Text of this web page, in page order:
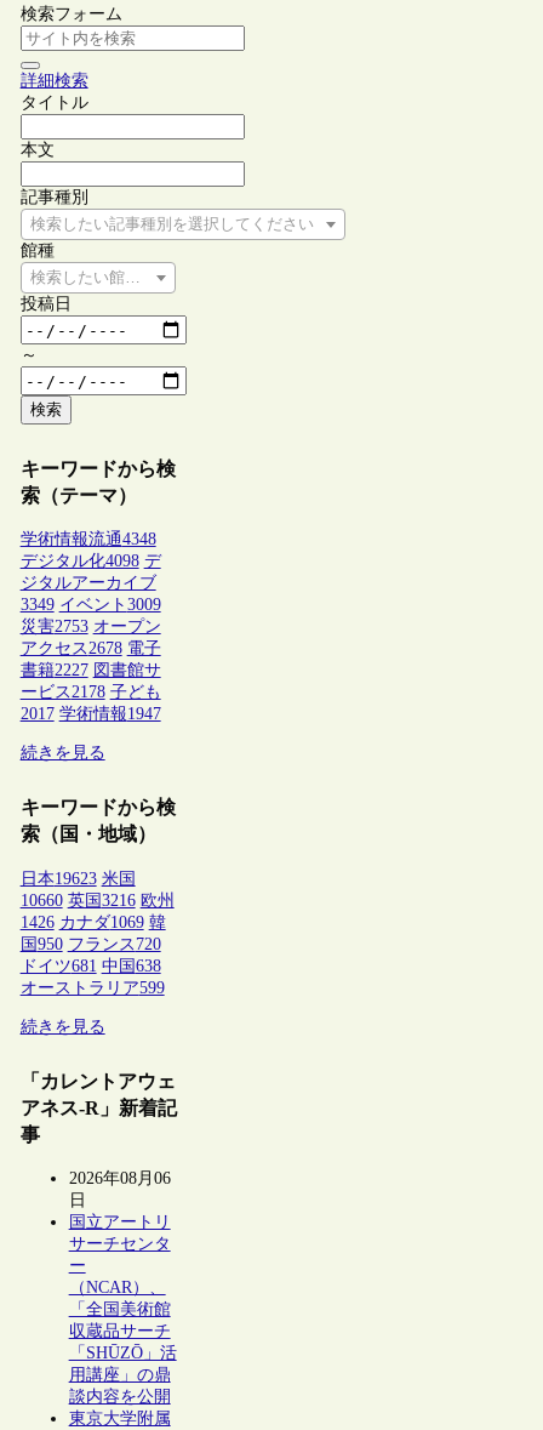
検索フォーム
詳細検索
タイトル
本文
記事種別
検索したい記事種別を選択してください
館種
検索したい館種を選択してください
投稿日
～
検索
キーワードから検
索（テーマ）
学術情報流通4348
デジタル化4098 デ
ジタルアーカイブ
3349 イベント 3009
災害2753 オープン
アクセス2678 電子
書籍2227 図書館サ
ービス2178 子ども
2017 学術情報1947
続きを見る
キーワードから検
索（国・地域）
日本19623 米国
10660 英国3216 欧州
1426 カナダ1069 韓
国950 フランス 720
ドイツ681 中国638
オーストラリア599
続きを見る
「カレントアウェ
アネス-R」新着記
事
2026年08月06
日
国立アートリ
サーチセンタ
ー
（NCAR）、
「全国美術館
収蔵品サーチ
「SHŪZŌ」活
用講座」の鼎
談内容を公開
東京大学附属